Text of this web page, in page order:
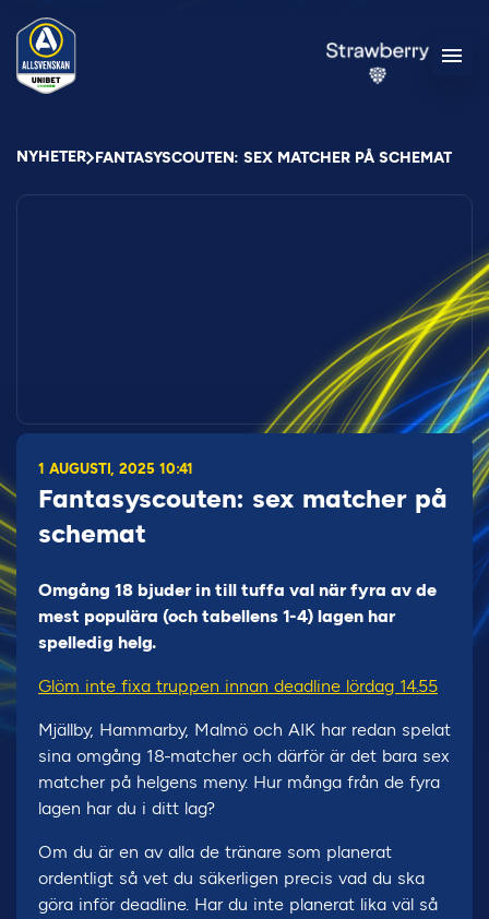
NYHETER FANTASYSCOUTEN: SEX MATCHER PÅ SCHEMAT
1 AUGUSTI, 2025 10:41
Fantasyscouten: sex matcher på
schemat
Omgång 18 bjuder in till tuffa val när fyra av de
mest populära (och tabellens 1-4) lagen har
spelledig helg.
Glöm inte fixa truppen innan deadline lördag 14.55
Mjällby, Hammarby, Malmö och AIK har redan spelat
sina omgång 18-matcher och därför är det bara sex
matcher på helgens meny. Hur många från de fyra
lagen har du i ditt lag?
Om du är en av alla de tränare som planerat
ordentligt så vet du säkerligen precis vad du ska
göra inför deadline. Har du inte planerat lika väl så